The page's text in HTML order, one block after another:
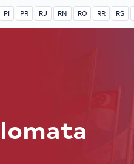
PI PR RJ RN RO RR RS